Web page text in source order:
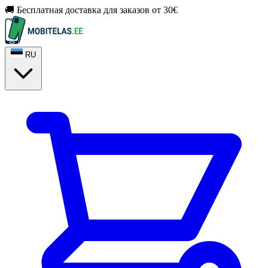
🚚 Бесплатная доставка для заказов от 30€
RU